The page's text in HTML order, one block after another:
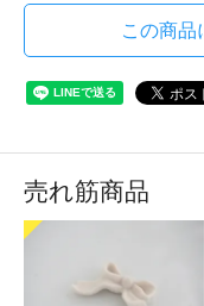
この商品
売れ筋商品